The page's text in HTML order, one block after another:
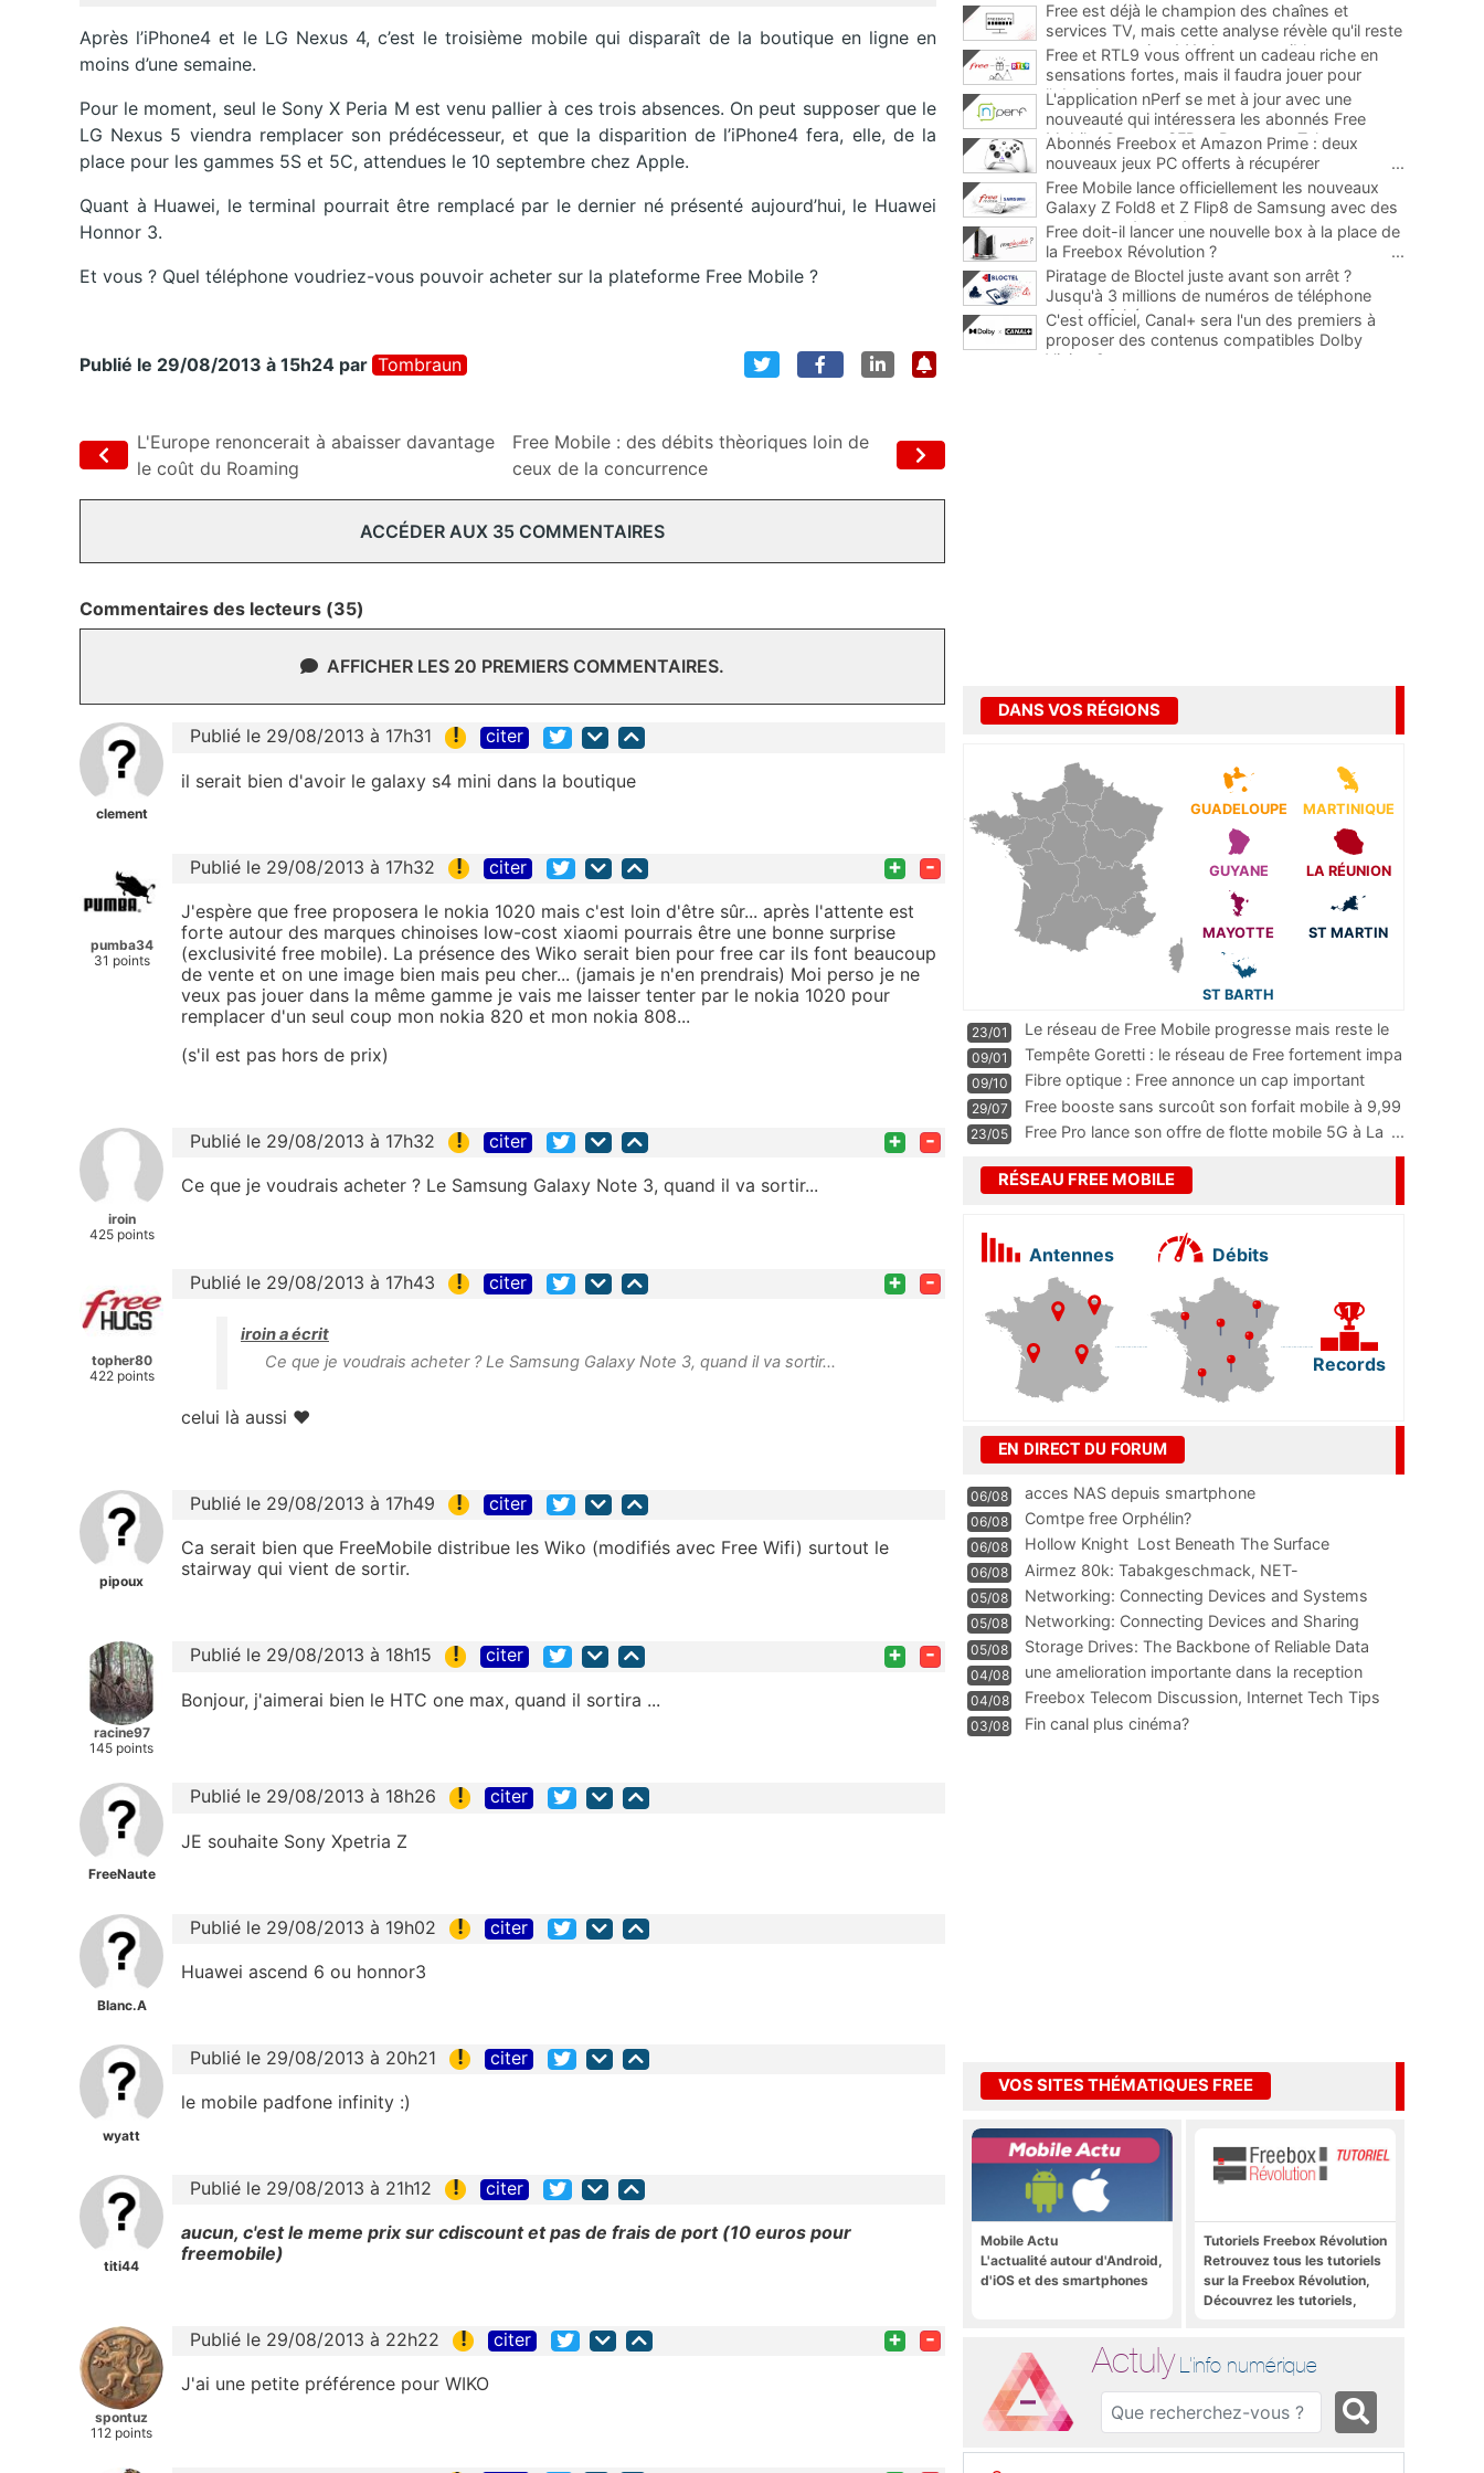
Après l’iPhone4 et le LG Nexus 4, c’est le troisième mobile qui disparaît de la boutique en ligne en
moins d’une semaine.
Pour le moment, seul le Sony X Peria M est venu pallier à ces trois absences. On peut supposer que le
LG Nexus 5 viendra remplacer son prédécesseur, et que la disparition de l’iPhone4 fera, elle, de la
place pour les gammes 5S et 5C, attendues le 10 septembre chez Apple.
Quant à Huawei, le terminal pourrait être remplacé par le dernier né présenté aujourd’hui, le Huawei
Honnor 3.
Et vous ? Quel téléphone voudriez-vous pouvoir acheter sur la plateforme Free Mobile ?
Publié le 29/08/2013 à 15h24 par Tombraun
L'Europe renoncerait à abaisser davantage
le coût du Roaming
Free Mobile : des débits thèoriques loin de
ceux de la concurrence
ACCÉDER AUX 35 COMMENTAIRES
Commentaires des lecteurs (35)
AFFICHER LES 20 PREMIERS COMMENTAIRES.
clement
Publié le 29/08/2013 à 17h31 ! citer
il serait bien d'avoir le galaxy s4 mini dans la boutique
pumba34
31 points
Publié le 29/08/2013 à 17h32 ! citer + -
J'espère que free proposera le nokia 1020 mais c'est loin d'être sûr... après l'attente est
forte autour des marques chinoises low-cost xiaomi pourrais être une bonne surprise
(exclusivité free mobile). La présence des Wiko serait bien pour free car ils font beaucoup
de vente et on une image bien mais peu cher... (jamais je n'en prendrais) Moi perso je ne
veux pas jouer dans la même gamme je vais me laisser tenter par le nokia 1020 pour
remplacer d'un seul coup mon nokia 820 et mon nokia 808...
(s'il est pas hors de prix)
iroin
425 points
Publié le 29/08/2013 à 17h32 ! citer + -
Ce que je voudrais acheter ? Le Samsung Galaxy Note 3, quand il va sortir...
topher80
422 points
Publié le 29/08/2013 à 17h43 ! citer + -
iroin a écrit
Ce que je voudrais acheter ? Le Samsung Galaxy Note 3, quand il va sortir...
celui là aussi ♥
pipoux
Publié le 29/08/2013 à 17h49 ! citer
Ca serait bien que FreeMobile distribue les Wiko (modifiés avec Free Wifi) surtout le
stairway qui vient de sortir.
racine97
145 points
Publié le 29/08/2013 à 18h15 ! citer + -
Bonjour, j'aimerai bien le HTC one max, quand il sortira ...
FreeNaute
Publié le 29/08/2013 à 18h26 ! citer
JE souhaite Sony Xpetria Z
Blanc.A
Publié le 29/08/2013 à 19h02 ! citer
Huawei ascend 6 ou honnor3
wyatt
Publié le 29/08/2013 à 20h21 ! citer
le mobile padfone infinity :)
titi44
Publié le 29/08/2013 à 21h12 ! citer
aucun, c'est le meme prix sur cdiscount et pas de frais de port (10 euros pour
freemobile)
spontuz
112 points
Publié le 29/08/2013 à 22h22 ! citer + -
J'ai une petite préférence pour WIKO
Free est déjà le champion des chaînes et
services TV, mais cette analyse révèle qu'il reste
encore au moins 141 ajouts possibles
Free et RTL9 vous offrent un cadeau riche en
sensations fortes, mais il faudra jouer pour
l'obtenir
L'application nPerf se met à jour avec une
nouveauté qui intéressera les abonnés Free
Mobile, Orange, SFR et Bouygues Telecom
Abonnés Freebox et Amazon Prime : deux
nouveaux jeux PC offerts à récupérer
...
Free Mobile lance officiellement les nouveaux
Galaxy Z Fold8 et Z Flip8 de Samsung avec des
promos et des cadeaux
...
Free doit-il lancer une nouvelle box à la place de
la Freebox Révolution ?
...
Piratage de Bloctel juste avant son arrêt ?
Jusqu'à 3 millions de numéros de téléphone
auraient fuité
C'est officiel, Canal+ sera l'un des premiers à
proposer des contenus compatibles Dolby
Vision 2
DANS VOS RÉGIONS
GUADELOUPE MARTINIQUE
GUYANE LA RÉUNION
MAYOTTE ST MARTIN
ST BARTH
23/01
Le réseau de Free Mobile progresse mais reste le
m
...
09/01
Tempête Goretti : le réseau de Free fortement impa
09/10
Fibre optique : Free annonce un cap important
pass
...
29/07
Free booste sans surcoût son forfait mobile à 9,99
23/05 Free Pro lance son offre de flotte mobile 5G à La ...
RÉSEAU FREE MOBILE
Antennes Débits
Records
EN DIRECT DU FORUM
06/08 acces NAS depuis smartphone
06/08 Comtpe free Orphélin?
06/08 Hollow Knight  Lost Beneath The Surface
06/08
Airmez 80k: Tabakgeschmack, NET-
Technologie und Leistung im
05/08 Networking: Connecting Devices and Systems
05/08
Networking: Connecting Devices and Sharing
Information
05/08
Storage Drives: The Backbone of Reliable Data
Management
04/08
une amelioration importante dans la reception
WIFI
04/08
Freebox Telecom Discussion, Internet Tech Tips
Communi
03/08 Fin canal plus cinéma?
VOS SITES THÉMATIQUES FREE
Mobile Actu
L'actualité autour d'Android,
d'iOS et des smartphones
Tutoriels Freebox Révolution
Retrouvez tous les tutoriels
sur la Freebox Révolution,
Découvrez les tutoriels,
Freebox Server, Freebox
Actuly L'info numérique